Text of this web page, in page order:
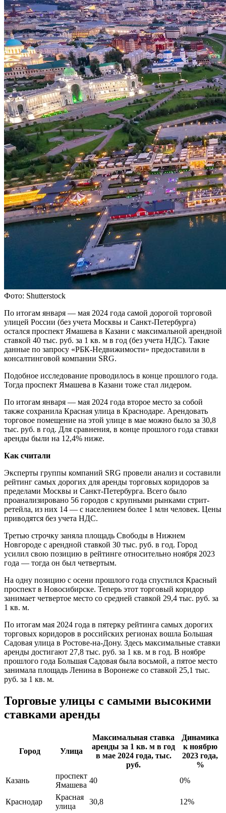
Фото: Shutterstock
По итогам января — мая 2024 года самой дорогой торговой
улицей России (без учета Москвы и Санкт-Петербурга)
остался проспект Ямашева в Казани с максимальной арендной
ставкой 40 тыс. руб. за 1 кв. м в год (без учета НДС). Такие
данные по запросу «РБК-Недвижимости» предоставили в
консалтинговой компании SRG.
Подобное исследование проводилось в конце прошлого года.
Тогда проспект Ямашева в Казани тоже стал лидером.
По итогам января — мая 2024 года второе место за собой
также сохранила Красная улица в Краснодаре. Арендовать
торговое помещение на этой улице в мае можно было за 30,8
тыс. руб. в год. Для сравнения, в конце прошлого года ставки
аренды были на 12,4% ниже.
Как считали
Эксперты группы компаний SRG провели анализ и составили
рейтинг самых дорогих для аренды торговых коридоров за
пределами Москвы и Санкт-Петербурга. Всего было
проанализировано 56 городов с крупными рынками стрит-
ретейла, из них 14 — с населением более 1 млн человек. Цены
приводятся без учета НДС.
Третью строчку заняла площадь Свободы в Нижнем
Новгороде с арендной ставкой 30 тыс. руб. в год. Город
усилил свою позицию в рейтинге относительно ноября 2023
года — тогда он был четвертым.
На одну позицию с осени прошлого года спустился Красный
проспект в Новосибирске. Теперь этот торговый коридор
занимает четвертое место со средней ставкой 29,4 тыс. руб. за
1 кв. м.
По итогам мая 2024 года в пятерку рейтинга самых дорогих
торговых коридоров в российских регионах вошла Большая
Садовая улица в Ростове-на-Дону. Здесь максимальные ставки
аренды достигают 27,8 тыс. руб. за 1 кв. м в год. В ноябре
прошлого года Большая Садовая была восьмой, а пятое место
занимала площадь Ленина в Воронеже со ставкой 25,1 тыс.
руб. за 1 кв. м.
Торговые улицы с самыми высокими
ставками аренды
Город Улица
Максимальная ставка
аренды за 1 кв. м в год
в мае 2024 года, тыс.
руб.
Динамика
к ноябрю
2023 года,
%
Казань
проспект
Ямашева
40 0%
Краснодар
Красная
улица
30,8
12%